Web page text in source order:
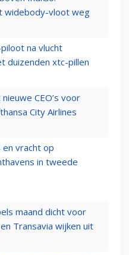
widebody-vloot weg
na vlucht
duizenden xtc-pillen
CEO’s voor
City Airlines
vracht op
in tweede
maand dicht voor
Transavia wijken uit